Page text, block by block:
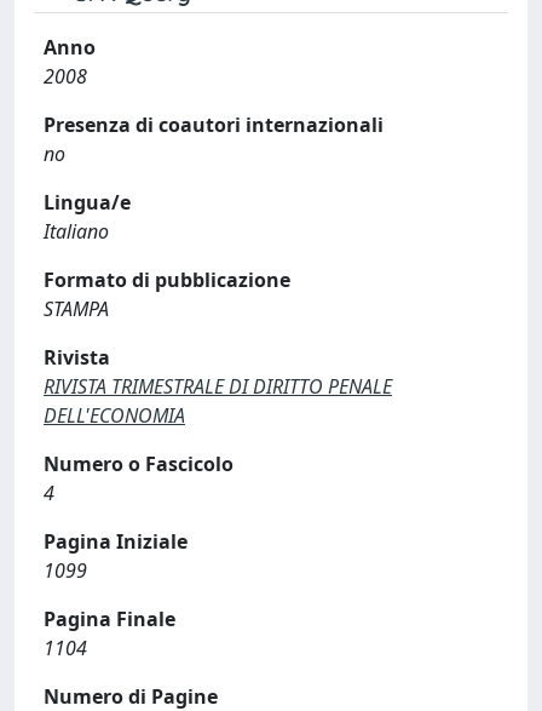
Anno
2008
Presenza di coautori internazionali
no
Lingua/e
Italiano
Formato di pubblicazione
STAMPA
Rivista
RIVISTA TRIMESTRALE DI DIRITTO PENALE
DELL'ECONOMIA
Numero o Fascicolo
4
Pagina Iniziale
1099
Pagina Finale
1104
Numero di Pagine